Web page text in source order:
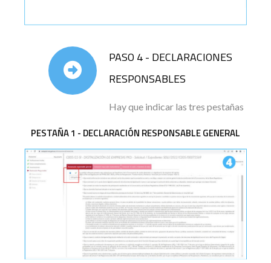
PASO 4 - DECLARACIONES
RESPONSABLES
Hay que indicar las tres pestañas
PESTAÑA 1 - DECLARACIÓN RESPONSABLE GENERAL